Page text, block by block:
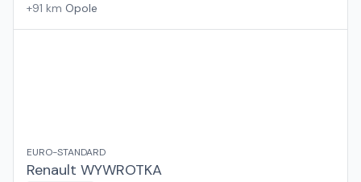
+91 km Opole
EURO-STANDARD
Renault WYWROTKA